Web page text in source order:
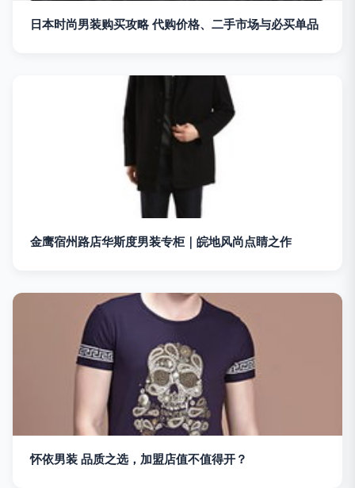
日本时尚男装购买攻略 代购价格、二手市场与必买单品
金鹰宿州路店华斯度男装专柜｜皖地风尚点睛之作
怀依男装 品质之选，加盟店值不值得开？